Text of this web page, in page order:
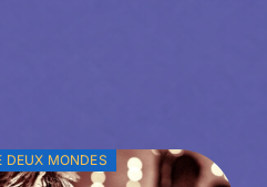
DEUX MONDES